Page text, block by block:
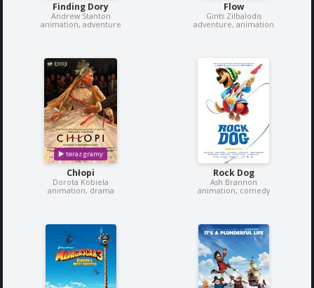
Finding Dory
Andrew Stanton
animation, adventure
Flow
Gints Zilbalodis
adventure, animation
Chłopi
Dorota Kobiela
animation, drama
Rock Dog
Ash Brannon
animation, comedy